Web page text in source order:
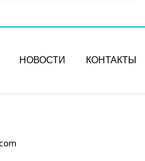
НОВОСТИ КОНТАКТЫ